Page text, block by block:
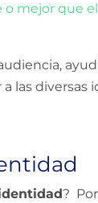
mejor que
las
?